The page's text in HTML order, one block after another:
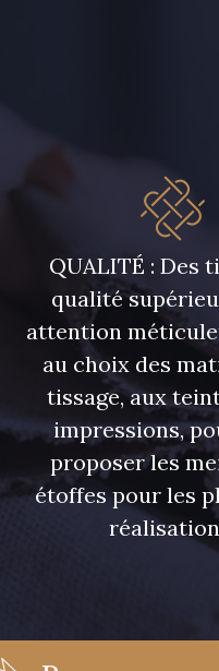
QUALITÉ : Des
qualité
attention
au choix des
tissage, aux
impressions,
proposer les
étoffes pour les